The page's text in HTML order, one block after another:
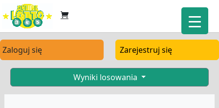
Zaloguj się Zarejestruj się
Wyniki losowania